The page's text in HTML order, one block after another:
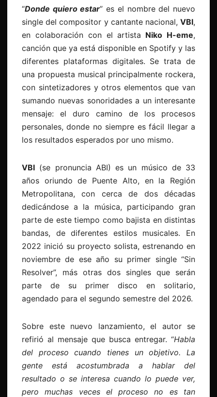
“Donde quiero estar” es el nombre del nuevo
single del compositor y cantante nacional, VBI,
en colaboración con el artista Niko H-eme,
canción que ya está disponible en Spotify y las
diferentes plataformas digitales. Se trata de
una propuesta musical principalmente rockera,
con sintetizadores y otros elementos que van
sumando nuevas sonoridades a un interesante
mensaje: el duro camino de los procesos
personales, donde no siempre es fácil llegar a
los resultados esperados por uno mismo.
VBI (se pronuncia ABI) es un músico de 33
años oriundo de Puente Alto, en la Región
Metropolitana, con cerca de dos décadas
dedicándose a la música, participando gran
parte de este tiempo como bajista en distintas
bandas, de diferentes estilos musicales. En
2022 inició su proyecto solista, estrenando en
noviembre de ese año su primer single “Sin
Resolver”, más otras dos singles que serán
parte de su primer disco en solitario,
agendado para el segundo semestre del 2026.
Sobre este nuevo lanzamiento, el autor se
refirió al mensaje que busca entregar. “Habla
del proceso cuando tienes un objetivo. La
gente está acostumbrada a hablar del
resultado o se interesa cuando lo puede ver,
pero muchas veces el proceso no es tan